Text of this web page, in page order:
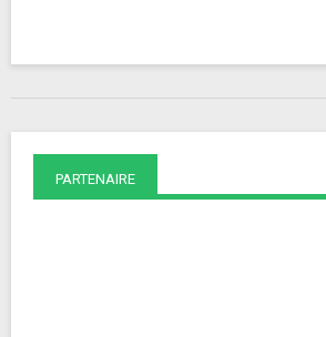
PARTENAIRE